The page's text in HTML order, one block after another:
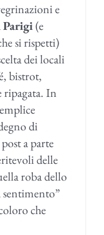
e
Parigi(e
si rispetti)
dei locali
bistrot,
In
di
a parte
delle
roba dello
sentimento”
che